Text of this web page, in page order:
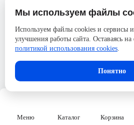
Меню Каталог Корзина
Производитель
Серия
Номинальный ток
Напряжение, В
Количество полюсов
Пожалуйста, авторизуйтесь,
возможность оставлять
Представленные изображения и характеристики
без предварительного уведомления. Компания
ответственности в случае не соответствия
размещённым в карточке товара.
Мы используем файлы
Используем файлы cookies и сервисы
улучшения работы сайта. Оставаясь на
политикой использования cookies.
Понятно